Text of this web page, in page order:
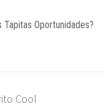
Tapitas Oportunidades?
Cool